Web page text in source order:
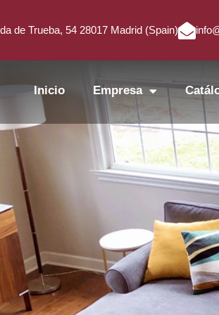
de Trueba, 54 28017 Madrid (Spain)
Inicio Empresa